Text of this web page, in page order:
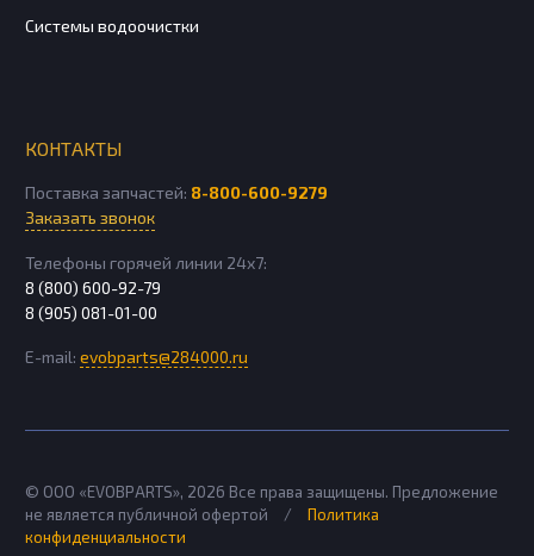
Системы водоочистки
КОНТАКТЫ
Поставка запчастей: 8-800-600-9279
Заказать звонок
Телефоны горячей линии 24х7:
8 (800) 600-92-79
8 (905) 081-01-00
E-mail: evobparts@284000.ru
© ООО «EVOBPARTS», 2026 Все права защищены. Предложение
не является публичной офертой
/
Политика
конфиденциальности